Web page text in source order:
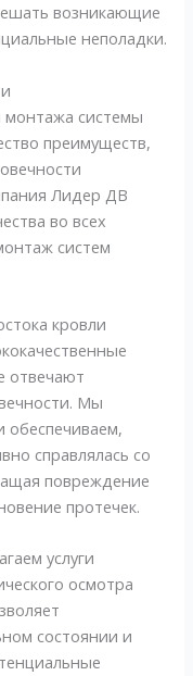
возникающие
неполадки.
системы
преимуществ,
Лидер ДВ
во всех
систем
кровли
отвечают
Мы
обеспечиваем,
справлялась со
повреждение
протечек.
услуги
осмотра
состоянии и